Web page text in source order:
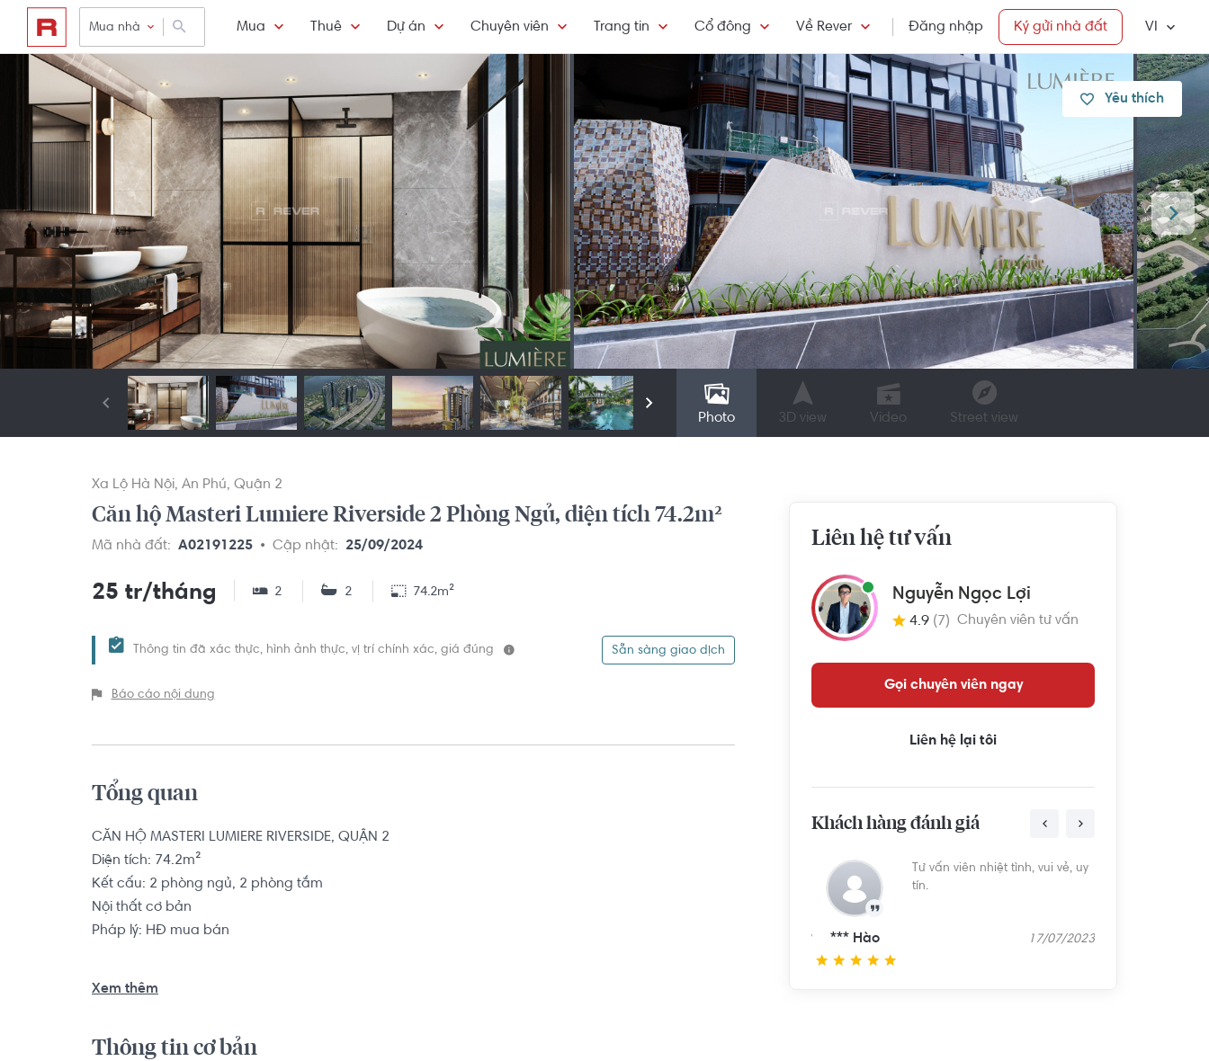
Mua nhà Mua Thuê Dự án Chuyên viên Trang tin Cổ đông Về Rever Đăng nhập Ký gửi nhà đất VI
Yêu thích
Photo 3D view Video Street view
Xa Lộ Hà Nội An Phú Quận 2
Căn hộ Masteri Lumiere Riverside 2 Phòng Ngủ, diện tích 74.2m²
Mã nhà đất: A02191225 Cập nhật: 25/09/2024
25 tr/tháng 2 2 74.2m²
Thông tin đã xác thực, hình ảnh thực, vị trí chính xác, giá đúng Sẵn sàng giao dịch
Báo cáo nội dung
Tổng quan
CĂN HỘ MASTERI LUMIERE RIVERSIDE, QUẬN 2
Diện tích: 74.2m²
Kết cấu: 2 phòng ngủ, 2 phòng tắm
Nội thất cơ bản
Pháp lý: HĐ mua bán
HỒNG HÀ...
Xem thêm
Thông tin cơ bản
Liên hệ tư vấn
Nguyễn Ngọc Lợi
4.9 (7) Chuyên viên tư vấn
Gọi chuyên viên ngay
Liên hệ lại tôi
Khách hàng đánh giá
*** Vy
Cute thân thiện nhiệt tình
07/07/2023